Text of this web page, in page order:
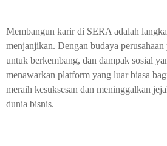
Membangun karir di SERA adalah
menjanjikan. Dengan budaya perusahaan
untuk berkembang, dan dampak sosial
menawarkan platform yang luar biasa
meraih kesuksesan dan meninggalkan
dunia bisnis.